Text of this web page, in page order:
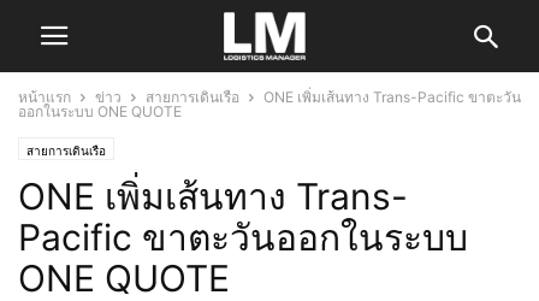
หน้าแรก ข่าว สายการเดินเรือ
ONE เพิ่มเส้นทาง Trans-Pacific ขาตะวัน
ออกในระบบ ONE QUOTE
สายการเดินเรือ
ONE เพิ่มเส้นทาง Trans-
Pacific ขาตะวันออกในระบบ
ONE QUOTE